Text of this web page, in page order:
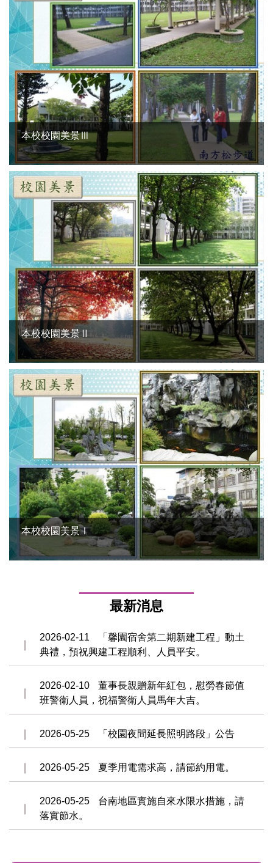
本校校園美景Ⅲ
本校校園美景Ⅱ
本校校園美景Ⅰ
最新消息
2026-02-11
「馨園宿舍第二期新建工程」動土
典禮，預祝興建工程順利、人員平安。
2026-02-10
董事長親贈新年紅包，慰勞春節值
班警衛人員，祝福警衛人員馬年大吉。
2026-05-25 「校園夜間延長照明路段」公告
2026-05-25 夏季用電需求高，請節約用電。
2026-05-25
台南地區實施自來水限水措施，請
落實節水。